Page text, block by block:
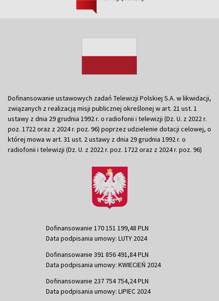
Dofinansowanie ustawowych zadań Telewizji Polskiej S.A. w likwidacji,
związanych z realizacją misji publicznej określonej w art. 21 ust. 1
ustawy z dnia 29 grudnia 1992 r. o radiofonii i telewizji (Dz. U. z 2022 r.
poz. 1722 oraz z 2024 r. poz. 96) poprzez udzielenie dotacji celowej, o
której mowa w art. 31 ust. 2 ustawy z dnia 29 grudnia 1992 r. o
radiofonii i telewizji (Dz. U. z 2022 r. poz. 1722 oraz z 2024 r. poz. 96)
Dofinansowanie 170 151 199,48 PLN
Data podpisania umowy: LUTY 2024
Dofinansowanie 391 856 491,84 PLN
Data podpisania umowy: KWIECIEŃ 2024
Dofinansowanie 237 754 754,24 PLN
Data podpisania umowy: LIPIEC 2024